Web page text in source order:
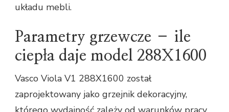
układu mebli.
Parametry grzewcze – ile
ciepła daje model 288X1600
Vasco Viola V1 288X1600 został
zaprojektowany jako grzejnik dekoracyjny,